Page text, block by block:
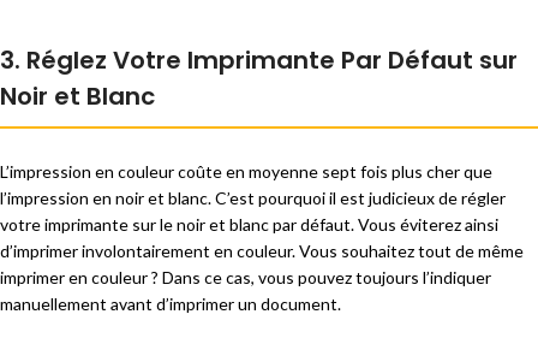
3. Réglez Votre Imprimante Par Défaut sur
Noir et Blanc
L’impression en couleur coûte en moyenne sept fois plus cher que
l’impression en noir et blanc. C’est pourquoi il est judicieux de régler
votre imprimante sur le noir et blanc par défaut. Vous éviterez ainsi
d’imprimer involontairement en couleur. Vous souhaitez tout de même
imprimer en couleur ? Dans ce cas, vous pouvez toujours l’indiquer
manuellement avant d’imprimer un document.